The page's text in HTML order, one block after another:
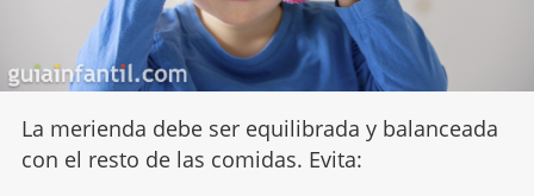
La merienda debe ser equilibrada y balanceada
con el resto de las comidas. Evita: